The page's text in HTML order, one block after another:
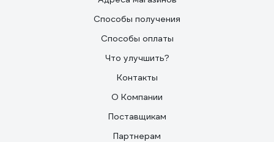
Способы получения
Способы оплаты
Что улучшить?
Контакты
О Компании
Поставщикам
Партнерам